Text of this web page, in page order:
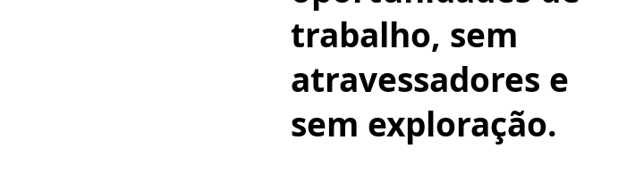
trabalho, sem
atravessadores e
sem exploração.